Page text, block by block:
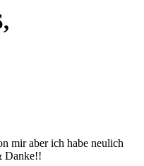
mir aber ich habe neulich
Danke!!